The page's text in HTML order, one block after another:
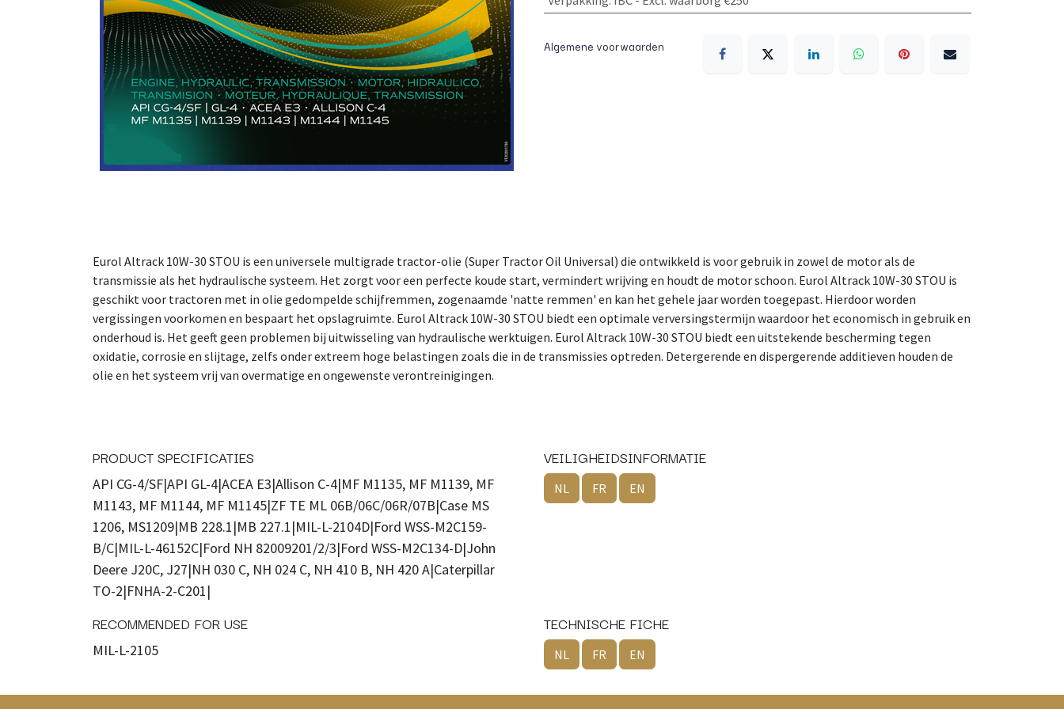
Algemene voorwaarden
Eurol Altrack 10W-30 STOU is een universele multigrade tractor-olie (Super Tractor Oil Universal) die ontwikkeld is voor gebruik in zowel de motor als de
transmissie als het hydraulische systeem. Het zorgt voor een perfecte koude start, vermindert wrijving en houdt de motor schoon. Eurol Altrack 10W-30 STOU is
geschikt voor tractoren met in olie gedompelde schijfremmen, zogenaamde 'natte remmen' en kan het gehele jaar worden toegepast. Hierdoor worden
vergissingen voorkomen en bespaart het opslagruimte. Eurol Altrack 10W-30 STOU biedt een optimale verversingstermijn waardoor het economisch in gebruik en
onderhoud is. Het geeft geen problemen bij uitwisseling van hydraulische werktuigen. Eurol Altrack 10W-30 STOU biedt een uitstekende bescherming tegen
oxidatie, corrosie en slijtage, zelfs onder extreem hoge belastingen zoals die in de transmissies optreden. Detergerende en dispergerende additieven houden de
olie en het systeem vrij van overmatige en ongewenste verontreinigingen.
PRODUCT SPECIFICATIES
API CG-4/SF|API GL-4|ACEA E3|Allison C-4|MF M1135, MF M1139, MF
M1143, MF M1144, MF M1145|ZF TE ML 06B/06C/06R/07B|Case MS
1206, MS1209|MB 228.1|MB 227.1|MIL-L-2104D|Ford WSS-M2C159-
B/C|MIL-L-46152C|Ford NH 82009201/2/3|Ford WSS-M2C134-D|John
Deere J20C, J27|NH 030 C, NH 024 C, NH 410 B, NH 420 A|Caterpillar
TO-2|FNHA-2-C201|
VEILIGHEIDSINFORMATIE
NL FR EN
RECOMMENDED FOR USE
MIL-L-2105
TECHNISCHE FICHE
NL FR EN